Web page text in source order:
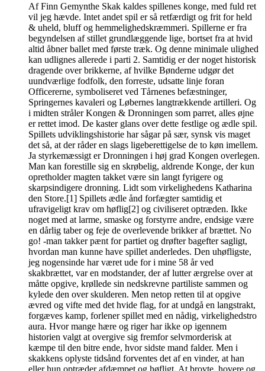
Af Finn Gemynthe Skak kaldes spillenes konge, med fuld ret
vil jeg hævde. Intet andet spil er så retfærdigt og frit for held
& uheld, bluff og hemmelighedskræmmeri. Spillerne er fra
begyndelsen af stillet grundlæggende lige, bortset fra at hvid
altid åbner ballet med første træk. Og denne minimale ulighed
kan udlignes allerede i parti 2. Samtidig er der noget historisk
dragende over brikkerne, af hvilke Bønderne udgør det
uundværlige fodfolk, den forreste, udsatte linje foran
Officererne, symboliseret ved Tårnenes befæstninger,
Springernes kavaleri og Løbernes langtrækkende artilleri. Og
i midten stråler Kongen & Dronningen som parret, alles øjne
er rettet imod. De kaster glans over dette festlige og ædle spil.
Spillets udviklingshistorie har sågar på sær, synsk vis maget
det så, at der råder en slags ligeberettigelse de to køn imellem.
Ja styrkemæssigt er Dronningen i høj grad Kongen overlegen.
Man kan forestille sig en skrøbelig, aldrende Konge, der kun
opretholder magten takket være sin langt fyrigere og
skarpsindigere dronning. Lidt som virkelighedens Katharina
den Store.[1] Spillets ædle ånd forfægter samtidig et
ufravigeligt krav om høflig[2] og civiliseret optræden. Ikke
noget med at larme, smaske og forstyrre andre, endsige være
en dårlig taber og feje de overlevende brikker af brættet. No
go! -man takker pænt for partiet og drøfter bagefter sagligt,
hvordan man kunne have spillet anderledes. Den uhøfligste,
jeg nogensinde har været ude for i mine 58 år ved
skakbrættet, var en modstander, der af lutter ærgrelse over at
måtte opgive, krøllede sin nedskrevne partiliste sammen og
kylede den over skulderen. Men netop retten til at opgive
ævred og vifte med det hvide flag, for at undgå en langstrakt,
forgæves kamp, forlener spillet med en nådig, virkelighedstro
aura. Hvor mange hære og riger har ikke op igennem
historien valgt at overgive sig fremfor selvmorderisk at
kæmpe til den bitre ende, hvor sidste mand falder. Men i
skakkens oplyste tidsånd forventes det af en vinder, at han
eller hun optræder afdæmpet og høfligt. At brovte, hovere og